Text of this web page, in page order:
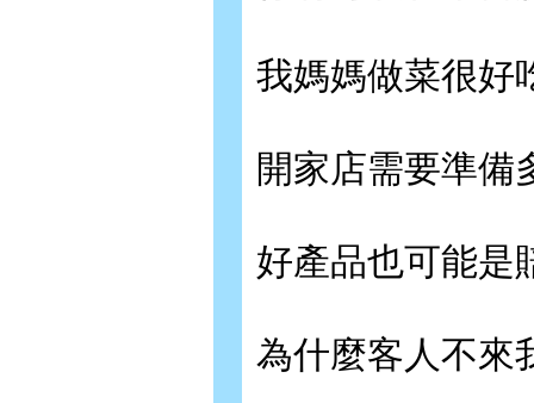
我媽媽做菜很好
開家店需要準備
好產品也可能是
為什麼客人不來